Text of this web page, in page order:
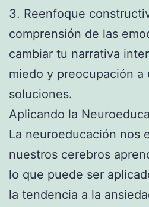
3. Reenfoque
comprensión de las
cambiar tu narrativa
miedo y preocupación a
soluciones.
Aplicando la
La neuroeducación nos
nuestros cerebros
lo que puede ser
la tendencia a la